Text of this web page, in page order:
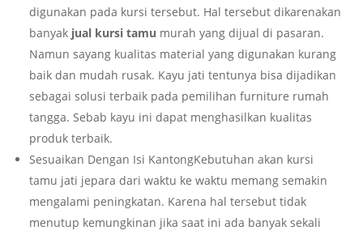
digunakan pada kursi tersebut. Hal tersebut dikarenakan
banyak jual kursi tamu murah yang dijual di pasaran.
Namun sayang kualitas material yang digunakan kurang
baik dan mudah rusak. Kayu jati tentunya bisa dijadikan
sebagai solusi terbaik pada pemilihan furniture rumah
tangga. Sebab kayu ini dapat menghasilkan kualitas
produk terbaik.
Sesuaikan Dengan Isi KantongKebutuhan akan kursi
tamu jati jepara dari waktu ke waktu memang semakin
mengalami peningkatan. Karena hal tersebut tidak
menutup kemungkinan jika saat ini ada banyak sekali